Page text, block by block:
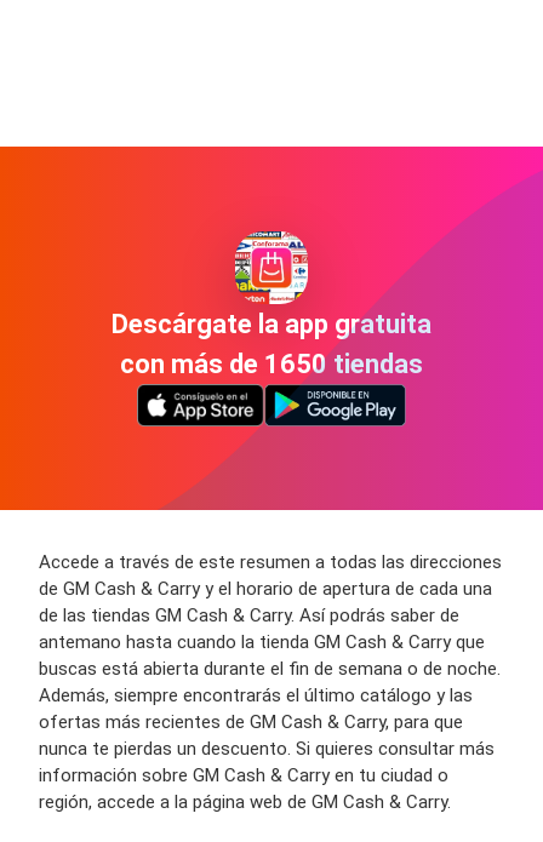
Descárgate la app gratuita
con más de 1650 tiendas
Accede a través de este resumen a todas las direcciones
de GM Cash & Carry y el horario de apertura de cada una
de las tiendas GM Cash & Carry. Así podrás saber de
antemano hasta cuando la tienda GM Cash & Carry que
buscas está abierta durante el fin de semana o de noche.
Además, siempre encontrarás el último catálogo y las
ofertas más recientes de GM Cash & Carry, para que
nunca te pierdas un descuento. Si quieres consultar más
información sobre GM Cash & Carry en tu ciudad o
región, accede a la página web de GM Cash & Carry.